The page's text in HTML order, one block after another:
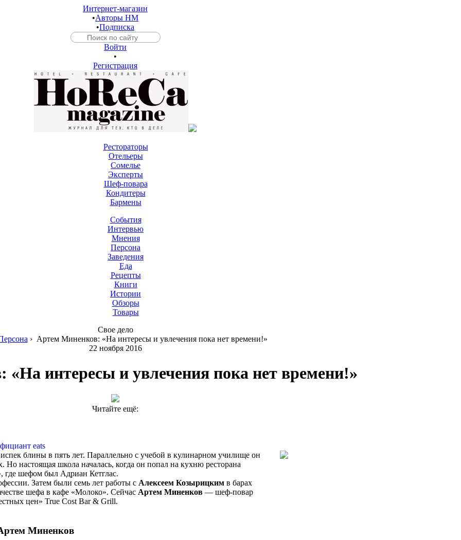
Интернет-магазин
•Авторы HM
•Подписка
Войти
•
Регистрация
Рестораторы
Отельеры
Сомелье
Эксперты
Шеф-повара
Кондитеры
Бармены
События
Интервью
Мнения
Персона
Заведения
Еда
Рецепты
Книги
Истории
Обзоры
Товары
Свое дело
› Артем Миненков: «На интересы и увлечения пока нет времени!»
22 ноября 2016
интересы и увлечения пока нет времени!»
Читайте ещё:
eats
блины в пять лет. Параллельно с учебой в кулинарном училище он
Но настоящая школа началась, когда он попал на кухню ресторана
где шефом был Адриан Кетглас.
Затем были семь лет работы с Алексеем Козырицким в барах
шефа в кафе «Молоко». Сейчас Артем Миненков— шеф-повар
цен» True Cost Bar & Grill.
Миненков